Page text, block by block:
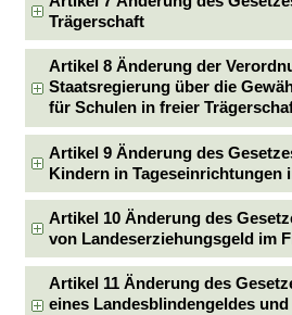
Trägerschaft
Artikel 8 Änderung der
Staatsregierung über die
für Schulen in freier
Artikel 9 Änderung des
Kindern in Tageseinrichtungen
Artikel 10 Änderung des
von Landeserziehungsgeld im
Artikel 11 Änderung des
eines Landesblindengeldes